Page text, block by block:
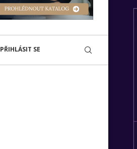
PŘIHLÁSIT SE